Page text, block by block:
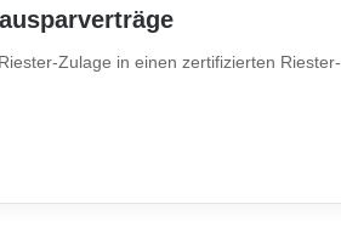
Zulage in einen zertifizierten Riester-